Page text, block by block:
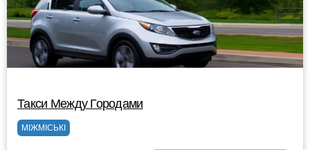
Такси Между Городами
МІЖМІСЬКІ